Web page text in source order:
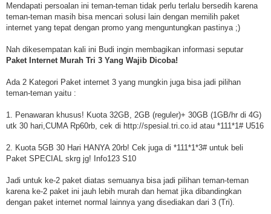
Mendapati persoalan ini teman-teman tidak perlu terlalu bersedih karena
teman-teman masih bisa mencari solusi lain dengan memilih paket
internet yang tepat dengan promo yang menguntungkan pastinya ;)
Nah dikesempatan kali ini Budi ingin membagikan informasi seputar
Paket Internet Murah Tri 3 Yang Wajib Dicoba!
Ada 2 Kategori Paket internet 3 yang mungkin juga bisa jadi pilihan
teman-teman yaitu :
1. Penawaran khusus! Kuota 32GB, 2GB (reguler)+ 30GB (1GB/hr di 4G)
utk 30 hari,CUMA Rp60rb, cek di http://spesial.tri.co.id atau *111*1# U516
2. Kuota 5GB 30 Hari HANYA 20rb! Cek juga di *111*1*3# untuk beli
Paket SPECIAL skrg jg! Info123 S10
Jadi untuk ke-2 paket diatas semuanya bisa jadi pilihan teman-teman
karena ke-2 paket ini jauh lebih murah dan hemat jika dibandingkan
dengan paket internet normal lainnya yang disediakan dari 3 (Tri).